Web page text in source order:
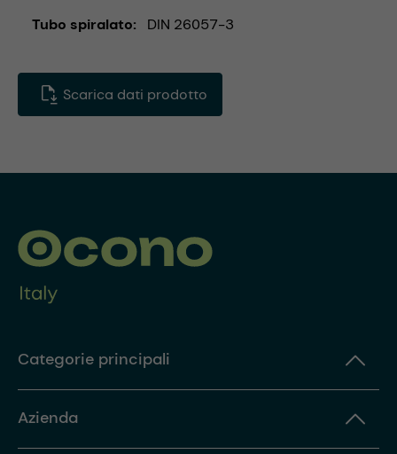
Tubo spiralato DIN 26057-3
Scarica dati prodotto
Categorie principali
Azienda